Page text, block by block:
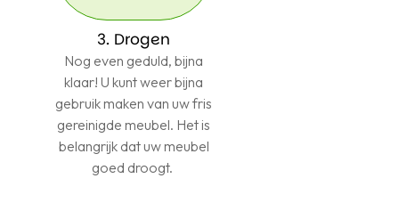
3. Drogen
Nog even geduld, bijna
klaar! U kunt weer bijna
gebruik maken van uw fris
gereinigde meubel. Het is
belangrijk dat uw meubel
goed droogt.